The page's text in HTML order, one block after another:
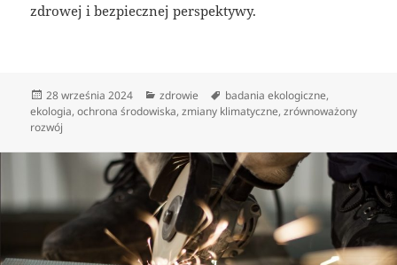
zdrowej i bezpiecznej perspektywy.
Data
publikacji
28 września 2024 Kategorie
zdrowie Tagi
badania ekologiczne,
ekologia,ochrona środowiska,zmiany klimatyczne,zrównoważony
rozwój